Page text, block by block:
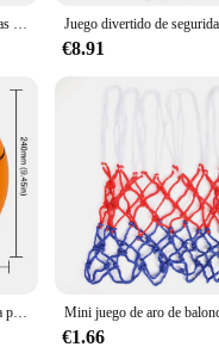
Red de baloncesto de 1-5 piezas para niños, aro de baloncesto tricolor para todo tipo de clima, Mini aro de baloncesto
€8.91
Pelota de baloncesto silenciosa para niños y adultos, pelota de espuma suave para deportes en el hogar, interior, no.5/7, 24cm
€1.66